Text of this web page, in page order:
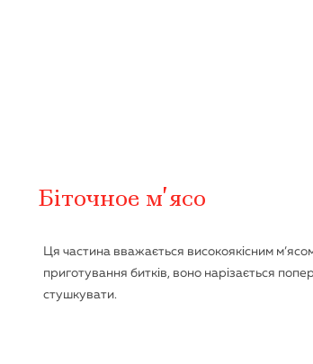
Біточное м’ясо
Ця частина вважається високоякісним
приготування битків, воно нарізається
стушкувати.